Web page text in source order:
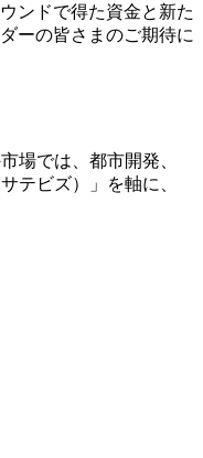
ンドで得た資金と新た
ーの皆さまのご期待に
場では、都市開発、
テビズ）」を軸に、